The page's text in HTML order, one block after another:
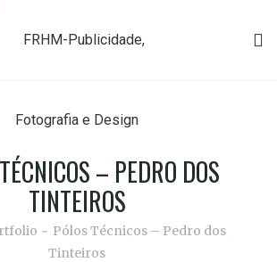
– PEDRO DOS
TINTEIROS
Pólos Técnicos – Pedro dos
Tinteiros